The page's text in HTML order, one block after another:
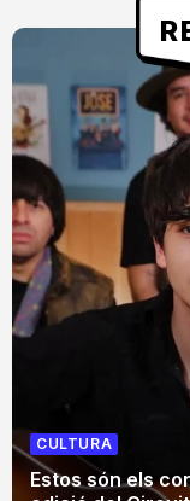
CULTURA
Estos són els